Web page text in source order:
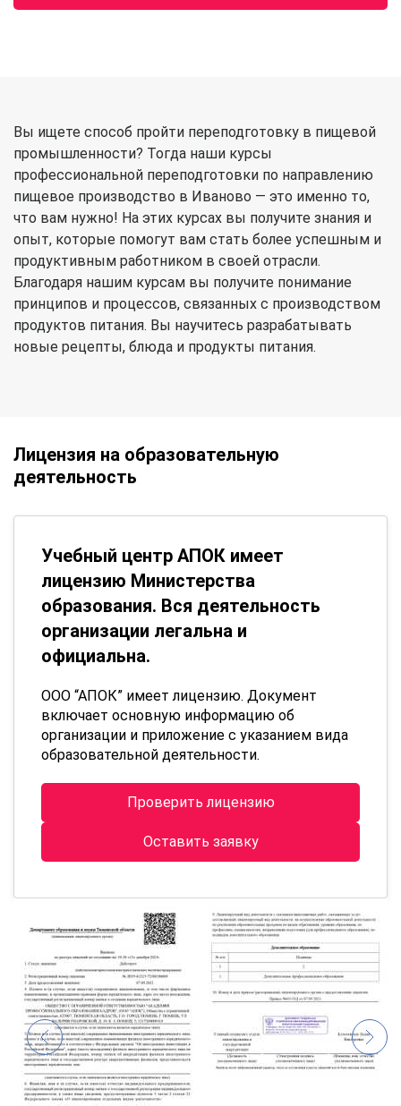
Вы ищете способ пройти переподготовку в пищевой
промышленности? Тогда наши курсы
профессиональной переподготовки по направлению
пищевое производство в Иваново — это именно то,
что вам нужно! На этих курсах вы получите знания и
опыт, которые помогут вам стать более успешным и
продуктивным работником в своей отрасли.
Благодаря нашим курсам вы получите понимание
принципов и процессов, связанных с производством
продуктов питания. Вы научитесь разрабатывать
новые рецепты, блюда и продукты питания.
Лицензия на образовательную
деятельность
Учебный центр АПОК имеет
лицензию Министерства
образования. Вся деятельность
организации легальна и
официальна.
ООО “АПОК” имеет лицензию. Документ
включает основную информацию об
организации и приложение с указанием вида
образовательной деятельности.
Проверить лицензию
Оставить заявку